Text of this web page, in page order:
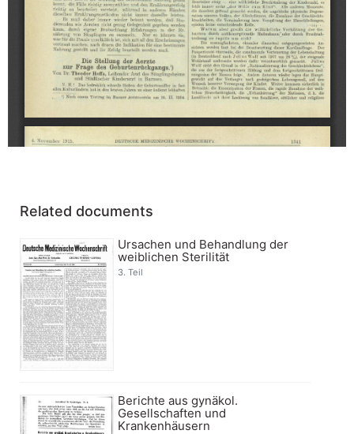
Related documents
Ursachen und Behandlung der
weiblichen Sterilität
3. Teil
Berichte aus gynäkol.
Gesellschaften und
Krankenhäusern